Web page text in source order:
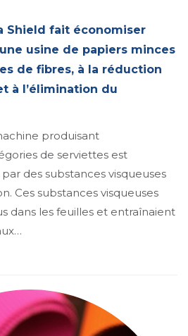
Shield fait économiser
usine de papiers minces
de fibres, à la réduction
à l’élimination du
produisant
de serviettes est
des substances visqueuses
Ces substances visqueuses
dans les feuilles et entraînaient